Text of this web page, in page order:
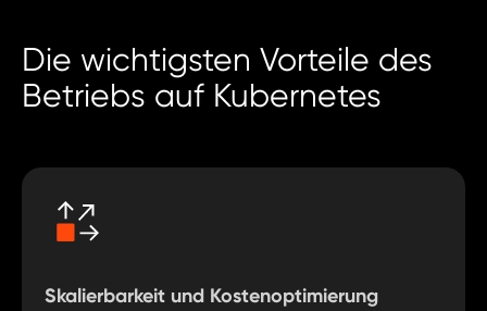
Die wichtigsten Vorteile des
Betriebs auf Kubernetes
Skalierbarkeit und Kostenoptimierung